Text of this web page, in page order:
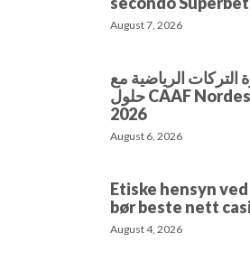
August 7, 2026
التركات الرياضية مع
حلول CAAF Nordest المتقدمة لعام
2026
August 6, 2026
Etiske hensyn
bør beste nett
August 4, 2026